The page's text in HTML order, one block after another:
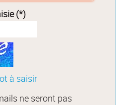
(*)
à saisir
ne seront pas